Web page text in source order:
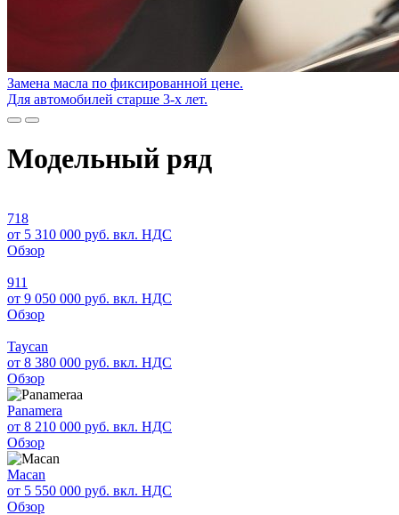
Замена масла по фиксированной цене.
Для автомобилей старше 3-х лет.
Модельный ряд
718
от 5 310 000 руб. вкл. НДС
Обзор
911
от 9 050 000 руб. вкл. НДС
Обзор
Taycan
от 8 380 000 руб. вкл. НДС
Обзор
a
Panamera
от 8 210 000 руб. вкл. НДС
Обзор
Macan
от 5 550 000 руб. вкл. НДС
Обзор